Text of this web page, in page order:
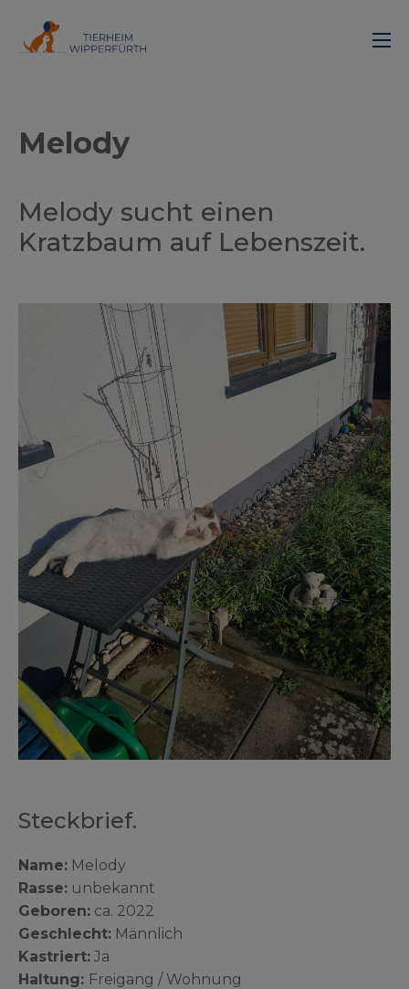
Melody
Melody sucht einen
Kratzbaum auf Lebenszeit.
Steckbrief.
Name: Melody
Rasse: unbekannt
Geboren: ca. 2022
Geschlecht: Männlich
Kastriert: Ja
Haltung: Freigang / Wohnung